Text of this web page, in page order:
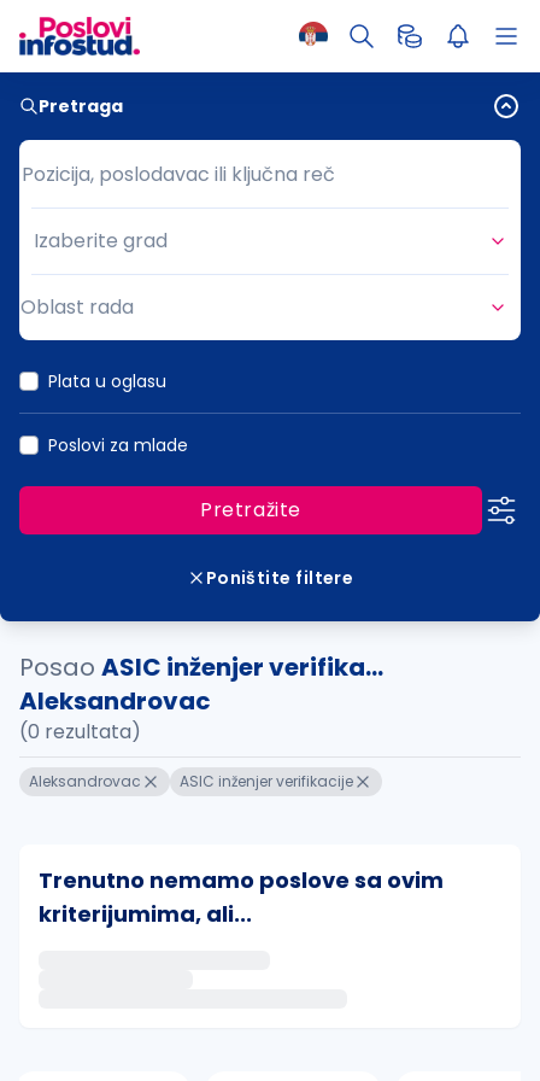
Pretraga
Pozicija, poslodavac ili ključna reč
Pozicija, poslodavac ili ključna reč
Grad
Izaberite grad
Oblast rada
Plata u oglasu
Poslovi za mlade
Pretražite
Poništite filtere
Posao ASIC inženjer verifika...
Aleksandrovac
(0 rezultata)
Aleksandrovac ASIC inženjer verifikacije
Trenutno nemamo poslove sa ovim
kriterijumima, ali...